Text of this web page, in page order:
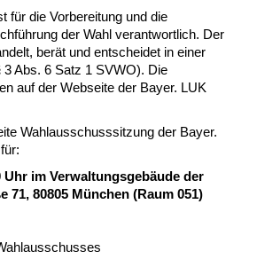
für die Vorbereitung und die
der Wahl verantwortlich. Der
berät und entscheidet in einer
Abs. 6 Satz 1 SVWO). Die
auf der Webseite der Bayer. LUK
Wahlausschusssitzung der Bayer.
Uhr im Verwaltungsgebäude der
71, 80805 München (Raum 051)